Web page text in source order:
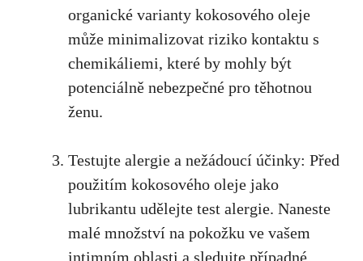
organické varianty kokosového oleje
⁢může minimalizovat riziko kontaktu s
chemikáliemi, které by mohly být
potenciálně nebezpečné pro ⁣těhotnou
ženu.
Testujte alergie a nežádoucí účinky: Před⁣
použitím kokosového oleje jako
⁤lubrikantu​ udělejte test alergie. Naneste
malé množství⁤ na pokožku ve vašem
intimním oblasti a sledujte případné